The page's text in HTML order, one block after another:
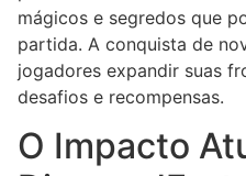
mágicos e segredos que
partida. A conquista de
jogadores expandir suas
desafios e recompensas.
O Impacto